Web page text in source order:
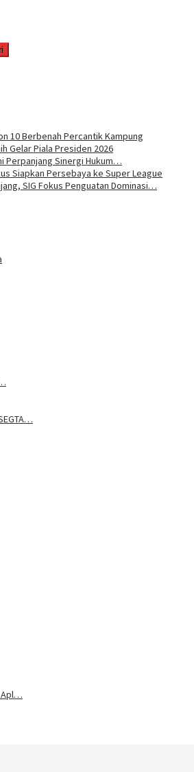
10 Berbenah Percantik Kampung
Gelar Piala Presiden 2026
Perpanjang Sinergi Hukum…
Siapkan Persebaya ke Super League
SIG Fokus Penguatan Dominasi…
Apl…